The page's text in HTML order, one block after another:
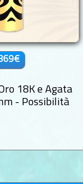
18K e Agata
- Possibilità